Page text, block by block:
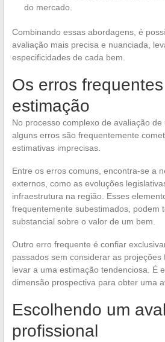
do mercado.
Combinando essas abordagens, é
avaliação mais precisa e nuanciada,
especificidades de cada bem.
Os erros
estimação
No processo complexo de avaliação de
alguns erros são frequentemente
estimativas imprecisas.
Entre os erros comuns, encontra-se a
externos, como as evoluções
infraestrutura na região. Esses
frequentemente subestimados, podem
substancial sobre o valor de um bem.
Outro erro frequente é confiar
passados sem considerar as projeções
levar a uma estimação tendenciosa. É
dimensão prospectiva para obter uma
Escolhendo um
profissional